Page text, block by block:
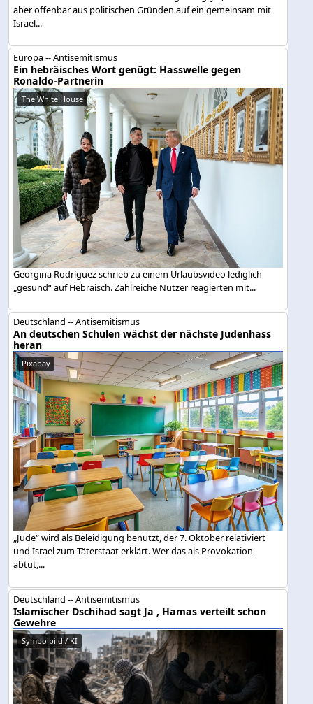
aber offenbar aus politischen Gründen auf ein gemeinsam mit
Israel...
Europa -- Antisemitismus
Ein hebräisches Wort genügt: Hasswelle gegen
Ronaldo-Partnerin
The White House
Georgina Rodríguez schrieb zu einem Urlaubsvideo lediglich
„gesund“ auf Hebräisch. Zahlreiche Nutzer reagierten mit...
Deutschland -- Antisemitismus
An deutschen Schulen wächst der nächste Judenhass
heran
Pixabay
„Jude“ wird als Beleidigung benutzt, der 7. Oktober relativiert
und Israel zum Täterstaat erklärt. Wer das als Provokation
abtut,...
Deutschland -- Antisemitismus
Islamischer Dschihad sagt Ja , Hamas verteilt schon
Gewehre
Symbolbild / KI